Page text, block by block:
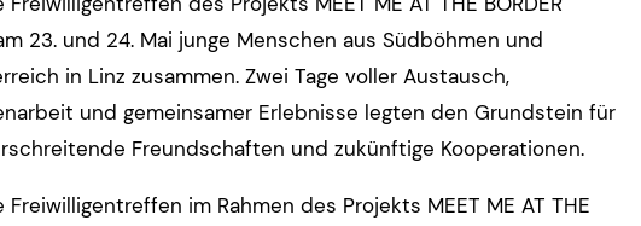
23. und 24. Mai junge Menschen aus Südböhmen und
in Linz zusammen. Zwei Tage voller Austausch,
und gemeinsamer Erlebnisse legten den Grundstein für
Freundschaften und zukünftige Kooperationen.
Freiwilligentreffen im Rahmen des Projekts MEET ME AT THE